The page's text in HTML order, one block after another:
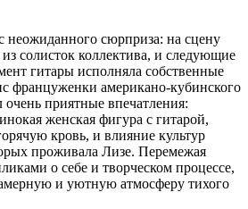
неожиданного сюрприза: на сцену
солисток коллектива, и следующие
гитары исполняла собственные
француженки американо-кубинского
приятные впечатления:
женская фигура с гитарой,
кровь, и влияние культур
проживала Лизе. Перемежая
о себе и творческом процессе,
и уютную атмосферу тихого